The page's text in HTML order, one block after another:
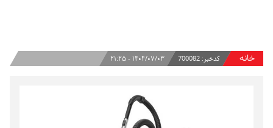
خانه کدخبر: 700082 ۱۴۰۴/۰۷/۰۳ - ۲۱:۲۵